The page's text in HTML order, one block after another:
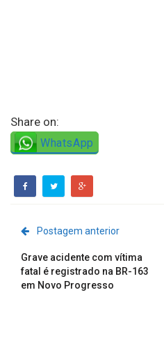
Share on:
WhatsApp
Postagem anterior
Grave acidente com vítima
fatal é registrado na BR-163
em Novo Progresso